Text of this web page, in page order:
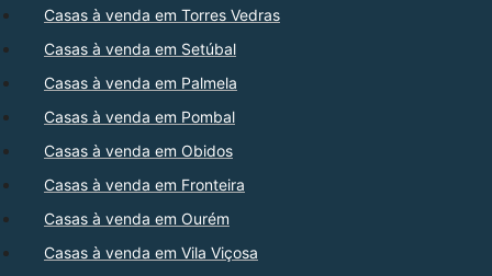
Casas à venda em Torres Vedras
Casas à venda em Setúbal
Casas à venda em Palmela
Casas à venda em Pombal
Casas à venda em Obidos
Casas à venda em Fronteira
Casas à venda em Ourém
Casas à venda em Vila Viçosa